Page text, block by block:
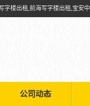
公司动态